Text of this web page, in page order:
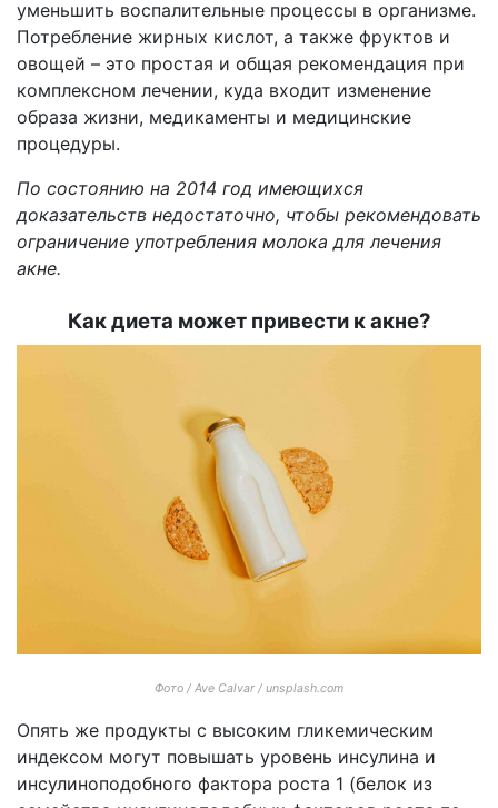
уменьшить воспалительные процессы в организме.
Потребление жирных кислот, а также фруктов и
овощей – это простая и общая рекомендация при
комплексном лечении, куда входит изменение
образа жизни, медикаменты и медицинские
процедуры.
По состоянию на 2014 год имеющихся
доказательств недостаточно, чтобы рекомендовать
ограничение употребления молока для лечения
акне.
Как диета может привести к акне?
Фото / Ave Calvar / unsplash.com
Опять же продукты с высоким гликемическим
индексом могут повышать уровень инсулина и
инсулиноподобного фактора роста 1 (белок из